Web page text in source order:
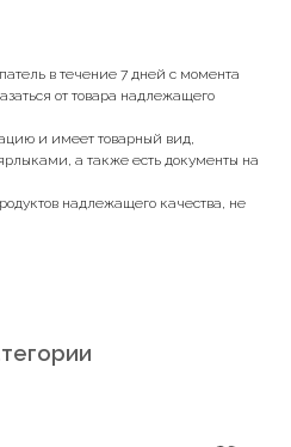
в течение 7 дней с момента
от товара надлежащего
и имеет товарный вид,
а также есть документы на
надлежащего качества, не